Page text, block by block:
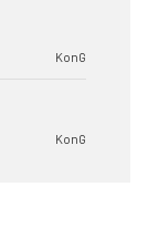
KonG
KonG